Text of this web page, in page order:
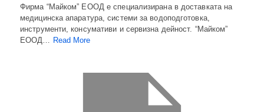
Фирма “Майком” ЕООД е специализирана в доставката на
медицинска апаратура, системи за водоподготовка,
инструменти, консумативи и сервизна дейност. “Майком”
ЕООД… Read More